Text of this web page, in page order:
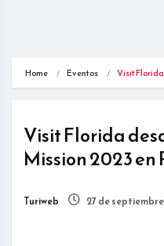
Home Eventos Visit
Visit Florida
Mission 2023 en
Turiweb 27 de